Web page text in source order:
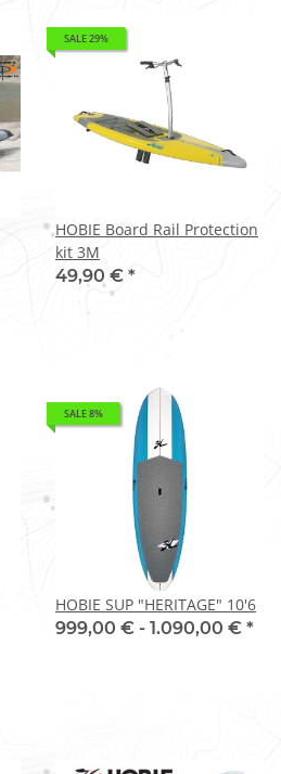
SALE 29%
HOBIE Board Rail Protection
kit 3M
49,90 € *
SALE 8%
HOBIE SUP "HERITAGE" 10'6
999,00 € - 1.090,00 € *